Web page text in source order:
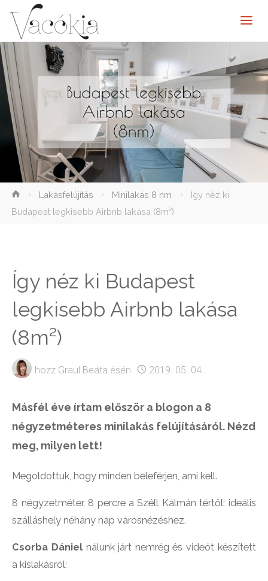
elenítése
Lakásfelújítás Minilakás 8 nm
Így néz ki
Budapest legkisebb Airbnb lakása (8m²)
Így néz ki Budapest
legkisebb Airbnb lakása
(8m²)
hozz Graul Beáta ésén 2019. 05. 04.
Másfél éve írtam először a blogon a 8
négyzetméteres minilakás felújításáról. Nézd
meg, milyen lett!
Megoldottuk, hogy minden beleférjen, ami kell.
8 négyzetméter, 8 percre a Széll Kálmán tértől: ideális
szálláshely néhány nap városnézéshez.
Csorba Dánielnálunk járt nemrég és videót készített
a kislakásról: